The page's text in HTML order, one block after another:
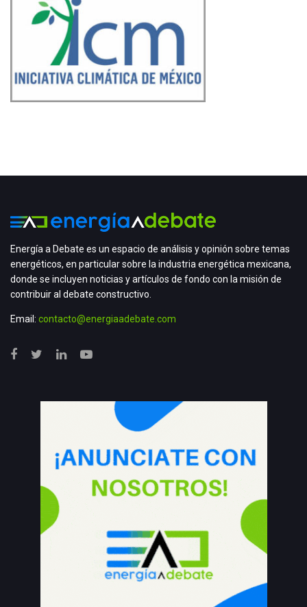
Energía a Debate es un espacio de análisis y opinión sobre temas
energéticos, en particular sobre la industria energética mexicana,
donde se incluyen noticias y artículos de fondo con la misión de
contribuir al debate constructivo.
Email: contacto@energiaadebate.com